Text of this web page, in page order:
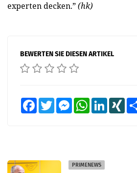
experten decken.”(hk)
BEWERTEN SIE DIESEN ARTIKEL
FacebookTwitter MessengerWhatsAppLinkedInXING
PRIMENEWS